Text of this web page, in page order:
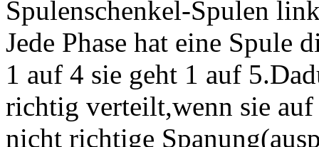
Spulenschenkel-Spulen
Jede Phase hat eine Spule
1 auf 4 sie geht 1 auf
richtig verteilt,wenn sie
nicht richtige